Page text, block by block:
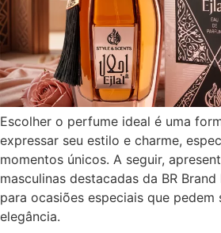
Escolher o perfume ideal é uma
expressar seu estilo e charme,
momentos únicos. A seguir,
masculinas destacadas da BR
para ocasiões especiais que
elegância.